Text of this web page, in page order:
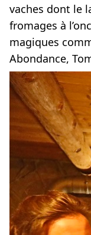
vaches dont le
fromages à
magiques
Abondance,